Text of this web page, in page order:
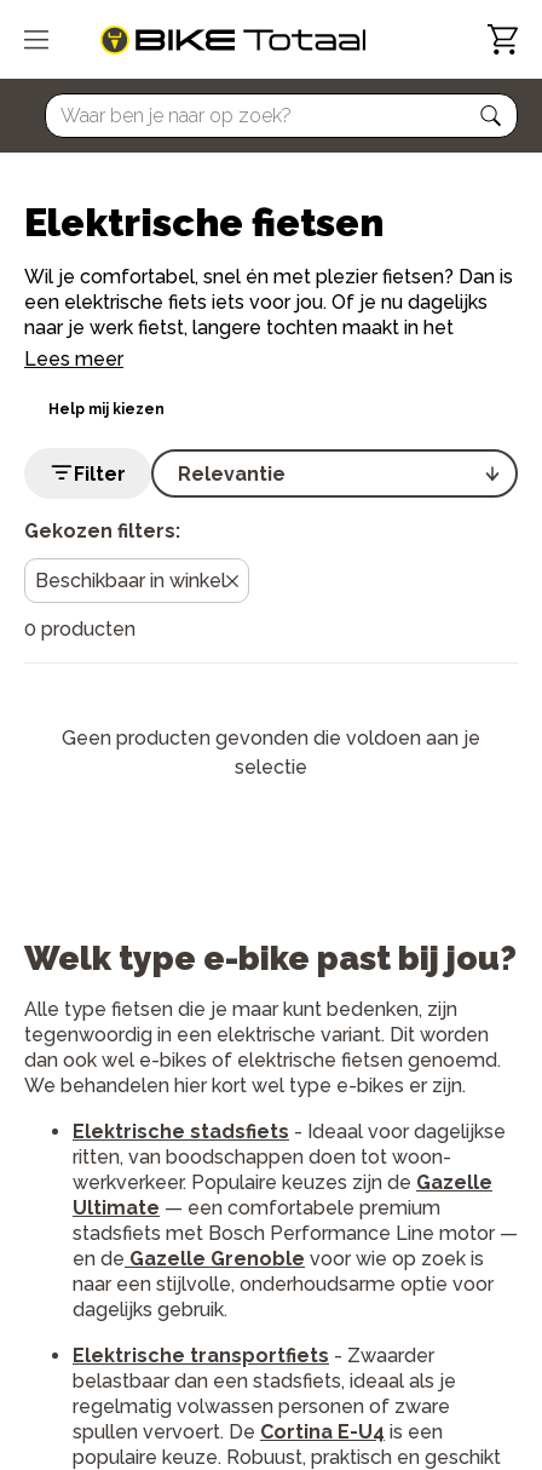
home
Elektrische fietsen
Wil je comfortabel, snel én met plezier fietsen? Dan is
een elektrische fiets iets voor jou. Of je nu dagelijks
naar je werk fietst, langere tochten maakt in het
weekend of gewoon wat extra ondersteuning zoekt:
glimlach.
Bij Bike Totaal vind je een ruim assortiment elektrische
fietsen van topmerken zoals Gazelle, Batavus, Sparta
en Cortina. Van elektrische stadsfietsen tot sportieve
e-bikes en alles daartussenin. Onze lokale
vakkundige service, zodat jij zorgeloos op pad kunt.
Advies nodig? Kom langs voor een proefrit of bekijk
onze keuzehulp onderaan deze pagina.
Lees meer
Help mij kiezen
Gekozen filters:
Beschikbaar in winkel
0 producten
Filter
Geen producten gevonden die voldoen aan je
selectie
Welk type e-bike past bij jou?
Alle type fietsen die je maar kunt bedenken, zijn
tegenwoordig in een elektrische variant. Dit worden
dan ook wel e-bikes of elektrische fietsen genoemd.
We behandelen hier kort wel type e-bikes er zijn.
Elektrische stadsfiets - Ideaal voor dagelijkse
ritten, van boodschappen doen tot woon-
werkverkeer. Populaire keuzes zijn de Gazelle
Ultimate — een comfortabele premium
stadsfiets met Bosch Performance Line motor —
en de Gazelle Grenoble voor wie op zoek is
naar een stijlvolle, onderhoudsarme optie voor
dagelijks gebruik.
Elektrische transportfiets - Zwaarder
belastbaar dan een stadsfiets, ideaal als je
regelmatig volwassen personen of zware
spullen vervoert. De Cortina E-U4 is een
populaire keuze. Robuust, praktisch en geschikt